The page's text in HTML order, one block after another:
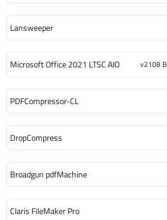
Lansweeper
Microsoft Office 2021 LTSC AIO v2108
PDFCompressor-CL
DropCompress
Broadgun pdfMachine
Claris FileMaker Pro